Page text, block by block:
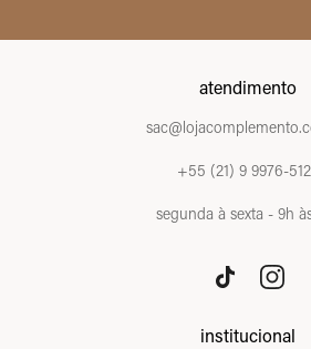
atendimento
+55 (21) 9 9976-
segunda à sexta - 9h
institucional